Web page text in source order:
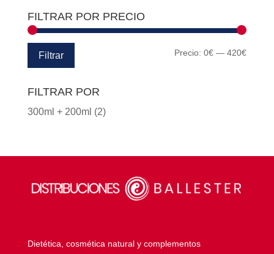
FILTRAR POR PRECIO
Precio
Precio
Filtrar Precio:0€ —420€
FILTRAR POR
300ml + 200ml (2)
Dietética, cosmética natural y complementos